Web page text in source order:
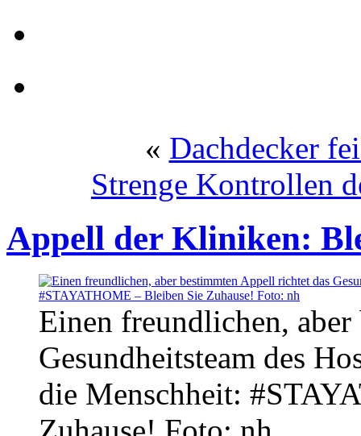
« Dachdecker
Strenge Kontrollen
Appell der Kliniken:
Einen freundlichen,
Gesundheitsteam des
die Menschheit: